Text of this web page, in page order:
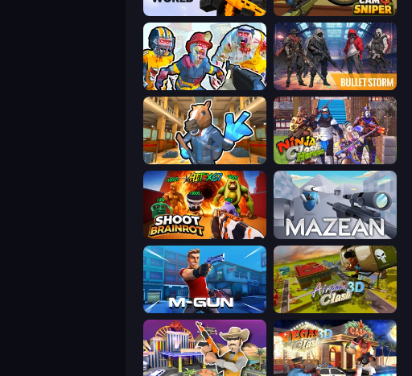
Pixel World Camo Sniper
Zombies Shooter: Part 2 Bulletstorm
Bank Robbery 2 Ninja Clash Heroes
Shoot Brainrot Mazean
Muscle Gun.IO Airport Clash 3D